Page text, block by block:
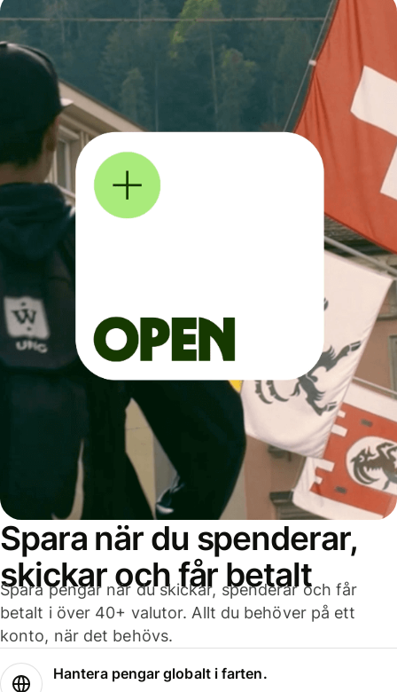
Spara när du spenderar,
skickar och får betalt
Spara pengar när du skickar, spenderar och får
betalt i över 40+ valutor. Allt du behöver på ett
konto, när det behövs.
Hantera pengar globalt i farten.